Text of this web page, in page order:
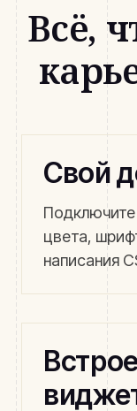
Всё,
Свой
цвета,
написания